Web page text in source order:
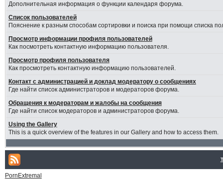
Дополнительная информация о функции календаря форума.
Список пользователей
Пояснение к разным способам сортировки и поиска при помощи списка
Просмотр информации профиля пользователей
Как посмотреть контактную информацию пользователя.
Просмотр профиля пользователя
Как просмотреть контактную информацию пользователей.
Контакт с администрацией и доклад модератору о сообщениях
Где найти список администраторов и модераторов форума.
Обращения к модераторам и жалобы на сообщения
Где найти список модераторов и администраторов форума.
Using the Gallery
This is a quick overview of the features in our Gallery and how to access them.
PornExtremal